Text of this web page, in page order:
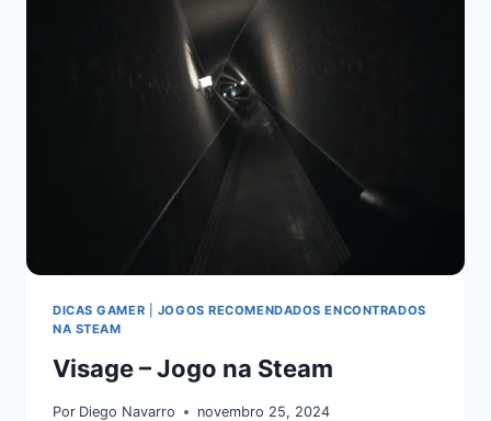
DICAS GAMER
JOGOS RECOMENDADOS ENCONTRADOS
NA STEAM
Visage – Jogo na Steam
Por Diego Navarro novembro 25, 2024